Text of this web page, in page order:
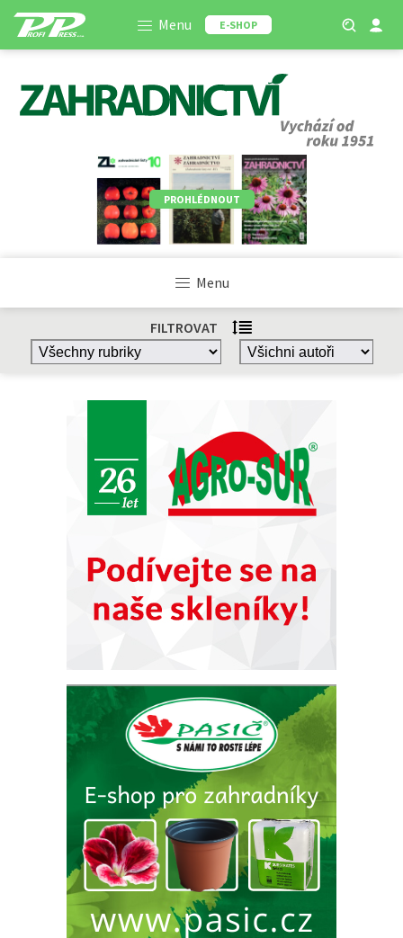
Menu E-SHOP
PROHLÉDNOUT
Menu
FILTROVAT